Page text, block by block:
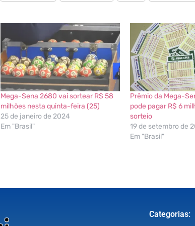
Mega-Sena 2680 vai sortear R$ 58
milhões nesta quinta-feira (25)
25 de janeiro de 2024
Em "Brasil"
Prêmio da Mega-
pode pagar R$ 6
sorteio
19 de setembro de
Em "Brasil"
Categorias: